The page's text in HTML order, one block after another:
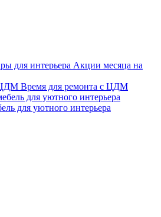
Акции месяца на
Время для ремонта с ЦДМ
для уютного интерьера